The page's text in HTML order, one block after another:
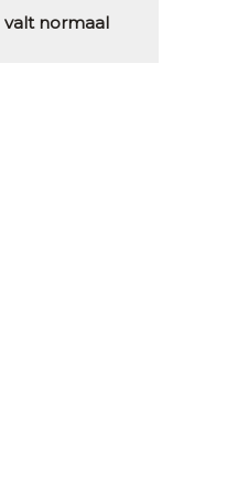
valt normaal